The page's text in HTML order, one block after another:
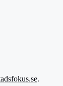
.